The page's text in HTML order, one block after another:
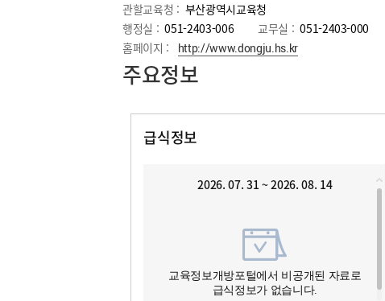
관할교육청 : 부산광역시교육청
행정실 : 051-2403-006 교무실 : 051-2403-000
홈페이지 :
http://www.dongju.hs.kr
주요정보
급식정보
2026. 07. 31 ~ 2026. 08. 14
교육정보개방포털에서 비공개된 자료로
급식정보가 없습니다.